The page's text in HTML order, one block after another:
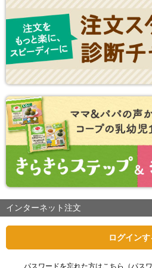
インターネット注文
ログインす
パスワードを忘れた方はこちら（パスワ